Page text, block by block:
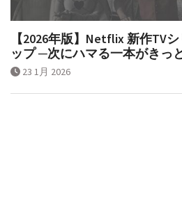
【2026年版】Netflix 新作TV
ップ ─次にハマる一本がきっ
23 1月 2026